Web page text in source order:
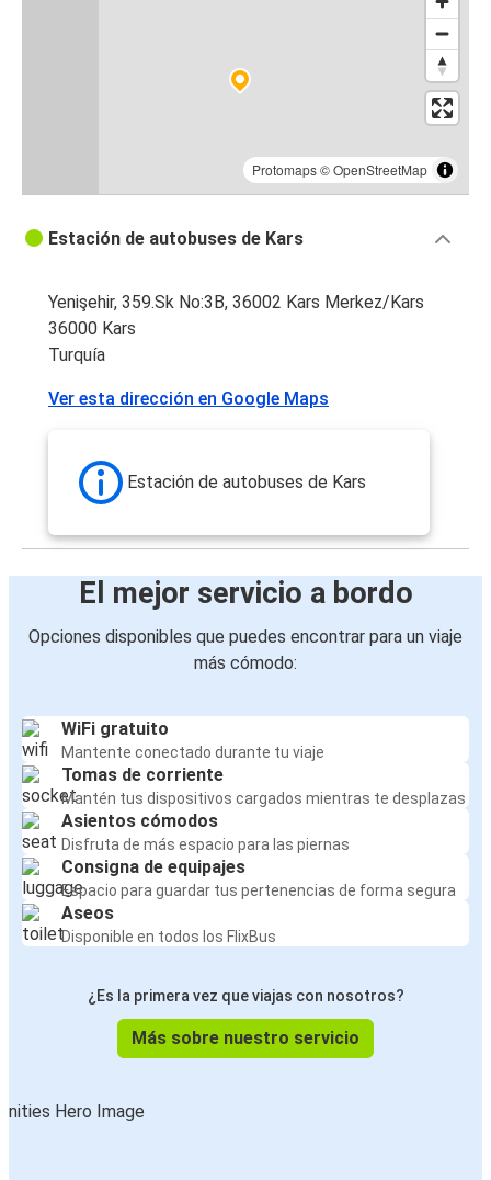
Protomaps©OpenStreetMap
Estación de autobuses de Kars
Yenişehir, 359.Sk No:3B, 36002 Kars Merkez/Kars
36000 Kars
Turquía
Ver esta dirección en Google Maps
Estación de autobuses de Kars
El mejor servicio a bordo
Opciones disponibles que puedes encontrar para un viaje
más cómodo:
WiFi gratuito
Mantente conectado durante tu viaje
Tomas de corriente
Mantén tus dispositivos cargados mientras te desplazas
Asientos cómodos
Disfruta de más espacio para las piernas
Consigna de equipajes
Espacio para guardar tus pertenencias de forma segura
Aseos
Disponible en todos los FlixBus
¿Es la primera vez que viajas con nosotros?
Más sobre nuestro servicio